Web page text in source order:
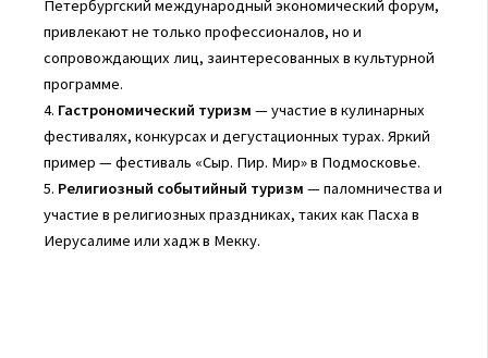
Петербургский международный экономический форум,
привлекают не только профессионалов, но и
сопровождающих лиц, заинтересованных в культурной
программе.
4. Гастрономический туризм — участие в кулинарных
фестивалях, конкурсах и дегустационных турах. Яркий
пример — фестиваль «Сыр. Пир. Мир» в Подмосковье.
5. Религиозный событийный туризм — паломничества и
участие в религиозных праздниках, таких как Пасха в
Иерусалиме или хадж в Мекку.